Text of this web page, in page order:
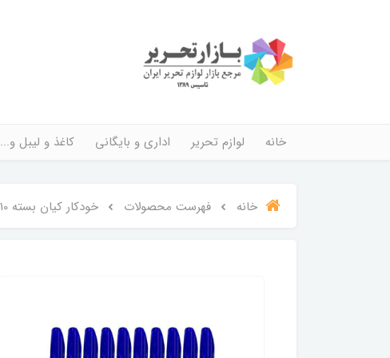
خانه لوازم تحریر اداری و بایگانی کاغذ و لیبل و...
خانه فهرست محصولات خودکار کیان بسته 10 عددی